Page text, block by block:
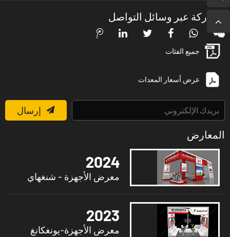
مشاركة عبر وسائل التواصل
جميع الفئات
عرض أسعار المعدات
إرسال
المعارض
2024
معرض الأجهزة - شنغهاي
2023
معرض الأجهزة-يونغكانغ